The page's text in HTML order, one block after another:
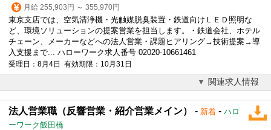
月給 255,903円 ～ 355,970円
東京支店では、空気清浄機・光触媒脱臭装置・鉄道向けＬＥＤ照明な
ど、環境ソリューションの提案営業を担当します。・鉄道会社、ホテル
チェーン、メーカーなどへの法人営業 ・課題ヒアリング→技術提案→導
入支援まで... ハローワーク求人番号 02020-10661461
受理日：8月4日 有効期限：10月31日
関連求人情報
法人営業職（反響営業・紹介営業メイン） - 新着 - ハロ
ーワーク飯田橋